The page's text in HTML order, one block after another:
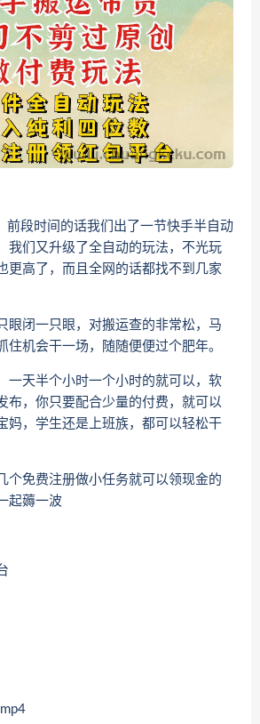
前段时间的话我们出了一节快手半自动
我们又升级了全自动的玩法，不光玩
更高了，而且全网的话都找不到几家
眼闭一只眼，对搬运查的非常松，马
住机会干一场，随随便便过个肥年。
一天半个小时一个小时的就可以，软
布，你只要配合少量的付费，就可以
妈，学生还是上班族，都可以轻松干
个免费注册做小任务就可以领现金的
起薅一波